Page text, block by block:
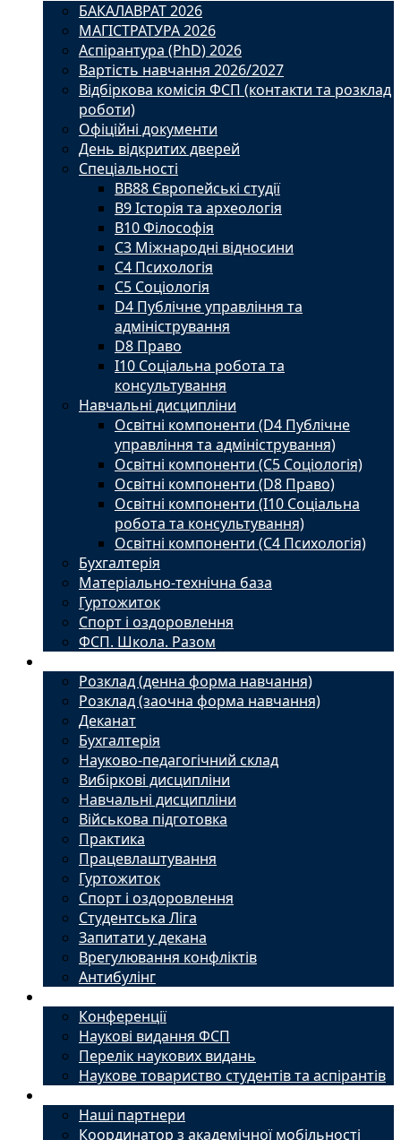
БАКАЛАВРАТ 2026
МАГІСТРАТУРА 2026
Аспірантура (PhD) 2026
Вартість навчання 2026/2027
Відбіркова комісія ФСП (контакти та розклад
роботи)
Офіційні документи
День відкритих дверей
Спеціальності
BВ88 Європейські студії
B9 Історія та археологія
B10 Філософія
C3 Міжнародні відносини
C4 Психологія
С5 Соціологія
D4 Публічне управління та
адміністрування
D8 Право
I10 Соціальна робота та
консультування
Навчальні дисципліни
Освітні компоненти (D4 Публічне
управління та адміністрування)
Освітні компоненти (С5 Соціологія)
Освітні компоненти (D8 Право)
Освітні компоненти (I10 Соціальна
робота та консультування)
Освітні компоненти (С4 Психологія)
Бухгалтерія
Матеріально-технічна база
Гуртожиток
Спорт і оздоровлення
ФСП. Школа. Разом
Розклад (денна форма навчання)
Розклад (заочна форма навчання)
Деканат
Бухгалтерія
Науково-педагогічний склад
Вибіркові дисципліни
Навчальні дисципліни
Військова підготовка
Практика
Працевлаштування
Гуртожиток
Спорт і оздоровлення
Студентська Ліга
Запитати у декана
Врегулювання конфліктів
Антибулінг
Конференції
Наукові видання ФСП
Перелік наукових видань
Наукове товариство студентів та аспірантів
Наші партнери
Координатор з академічної мобільності